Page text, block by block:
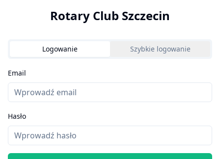
Rotary Club Szczecin
Logowanie Szybkie logowanie
Email
Hasło